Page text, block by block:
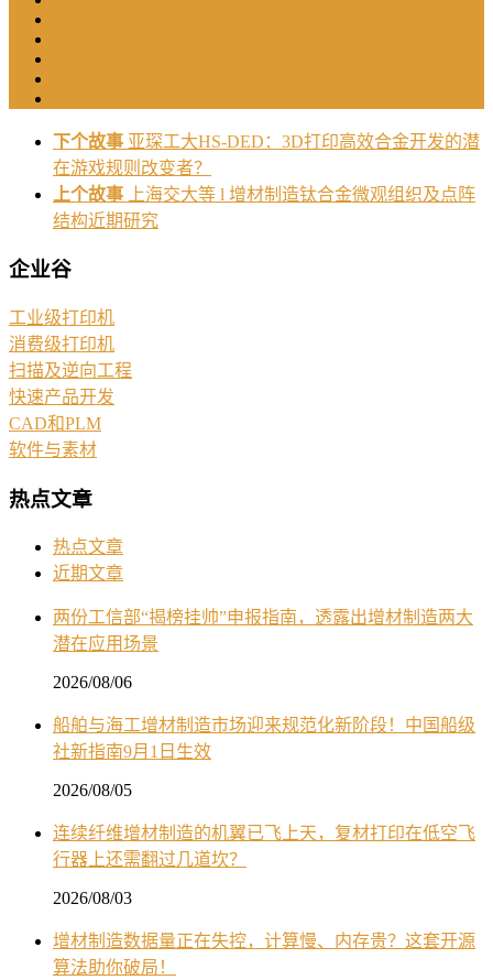
下个故事 亚琛工大HS-DED：3D打印高效合金开发的潜
在游戏规则改变者？
上个故事
上海交大等 l 增材制造钛合金微观组织及点阵
结构近期研究
企业谷
工业级打印机
消费级打印机
扫描及逆向工程
快速产品开发
CAD和PLM
软件与素材
热点文章
热点文章
近期文章
两份工信部“揭榜挂帅”申报指南，透露出增材制造两大
潜在应用场景
2026/08/06
船舶与海工增材制造市场迎来规范化新阶段！中国船级
社新指南9月1日生效
2026/08/05
连续纤维增材制造的机翼已飞上天，复材打印在低空飞
行器上还需翻过几道坎？
2026/08/03
增材制造数据量正在失控，计算慢、内存贵？这套开源
算法助你破局！